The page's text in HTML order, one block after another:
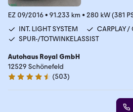
EZ 09/2016• 91.233 km • 280 kW (381
INT. LIGHT SYSTEM
CARPLAY
SPUR-/TOTWINKELASSIST
Autohaus Royal GmbH
12529 Schönefeld
4.7 Sterne
(503)